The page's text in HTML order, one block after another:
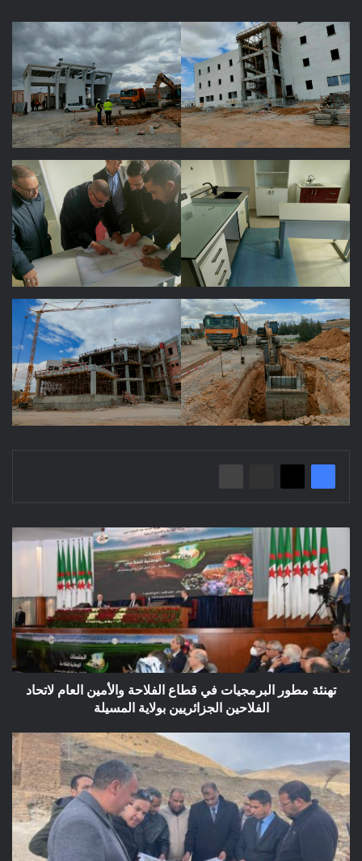
مطور
البرمجيات
في
قطاع
الفلاحة
والأمين
العام
لاتحاد
الفلاحين
تهنئة مطور البرمجيات في قطاع الفلاحة والأمين العام لاتحاد
الفلاحين الجزائريين بولاية المسيلة
إلى
بلدية
المعاضيد